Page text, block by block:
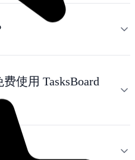
使用 TasksBoard
吗？